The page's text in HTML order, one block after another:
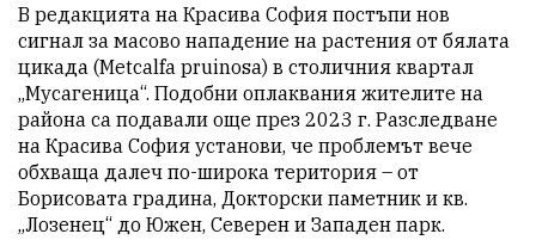
В редакцията на Красива София постъпи нов
сигнал за масово нападение на растения от бялата
цикада (Metcalfa pruinosa) в столичния квартал
„Мусагеница“. Подобни оплаквания жителите на
района са подавали още през 2023 г. Разследване
на Красива София установи, че проблемът вече
обхваща далеч по-широка територия – от
Борисовата градина, Докторски паметник и кв.
„Лозенец“ до Южен, Северен и Западен парк.